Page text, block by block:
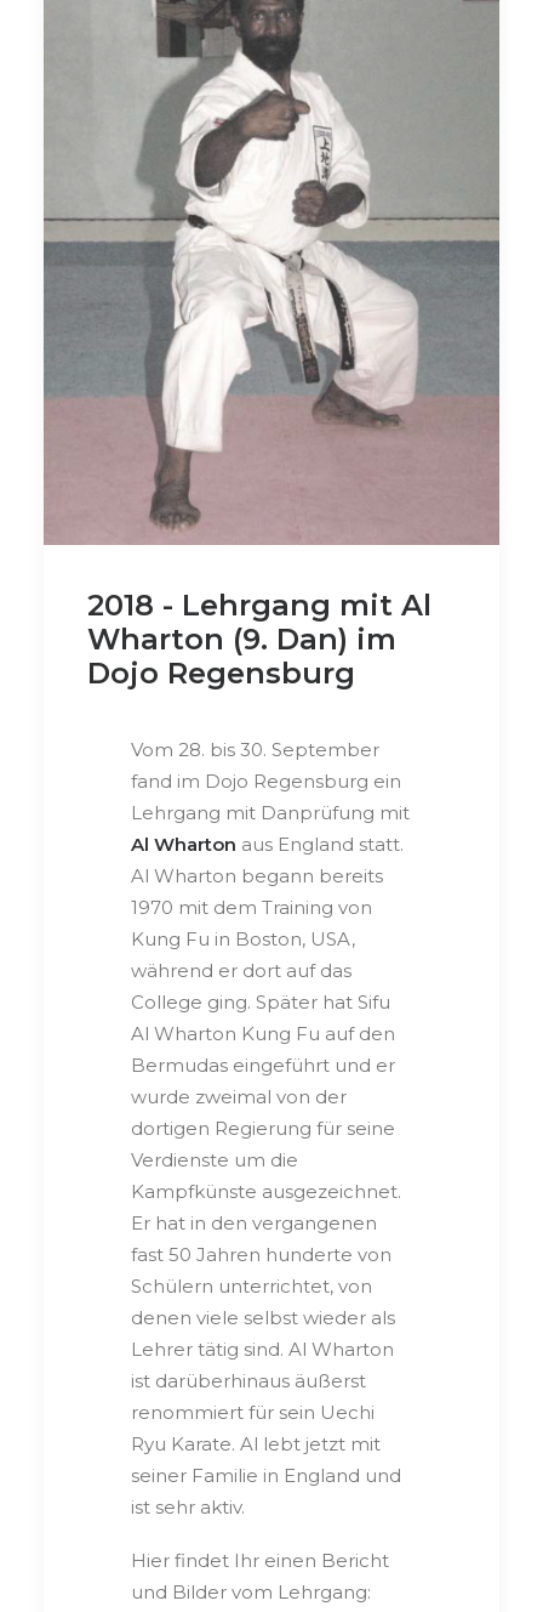
2018 - Lehrgang mit Al
Wharton (9. Dan) im
Dojo Regensburg
Vom 28. bis 30. September
fand im Dojo Regensburg ein
Lehrgang mit Danprüfung mit
Al Wharton aus England statt.
Al Wharton begann bereits
1970 mit dem Training von
Kung Fu in Boston, USA,
während er dort auf das
College ging. Später hat Sifu
Al Wharton Kung Fu auf den
Bermudas eingeführt und er
wurde zweimal von der
dortigen Regierung für seine
Verdienste um die
Kampfkünste ausgezeichnet.
Er hat in den vergangenen
fast 50 Jahren hunderte von
Schülern unterrichtet, von
denen viele selbst wieder als
Lehrer tätig sind. Al Wharton
ist darüberhinaus äußerst
renommiert für sein Uechi
Ryu Karate. Al lebt jetzt mit
seiner Familie in England und
ist sehr aktiv.
Hier findet Ihr einen Bericht
und Bilder vom Lehrgang: